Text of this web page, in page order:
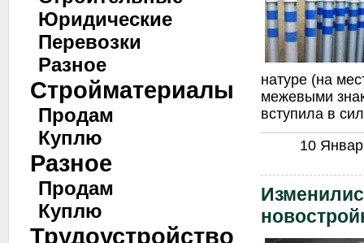
Юридические
Перевозки
Разное
Стройматериалы
Продам
Куплю
Разное
Продам
Куплю
Трудоустройство
натуре (на
межевыми
вступила в
10